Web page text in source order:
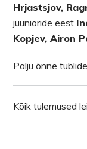
Hrjastsjov,
juunioride eest
Kopjev, Airon
Palju õnne
Kõik tulemused